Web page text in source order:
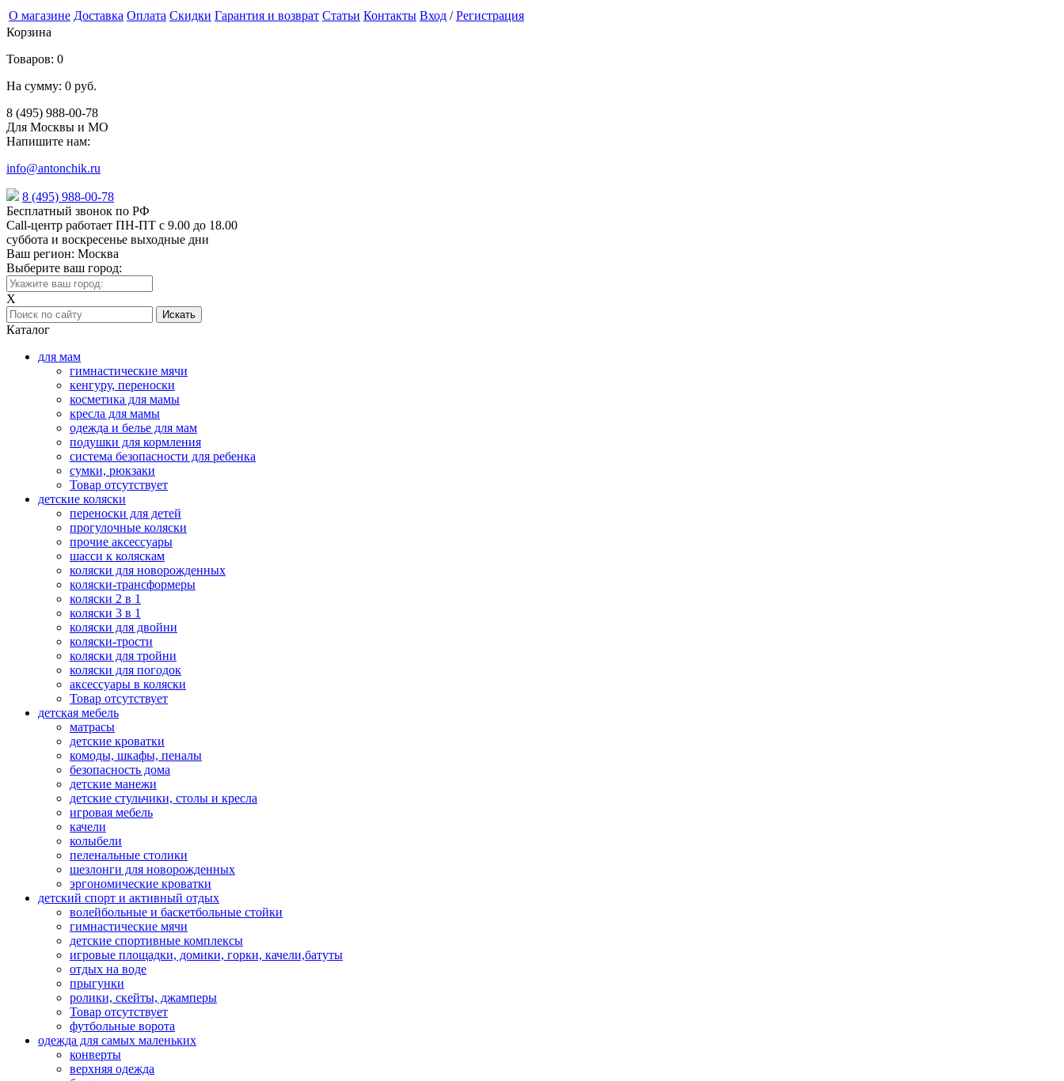
О магазине Доставка Оплата Скидки Гарантия и возврат Статьи Контакты Вход /Регистрация
Корзина
Товаров: 0
На сумму: 0 руб.
8 (495) 988-00-78
Для Москвы и МО
Напишите нам:
info@antonchik.ru
8 (495) 988-00-78
Бесплатный звонок по РФ
Call-центр работает ПН-ПТ с 9.00 до 18.00
суббота и воскресенье выходные дни
Ваш регион: Москва
Выберите ваш город:
X
Каталог
для мам
гимнастические мячи
кенгуру, переноски
косметика для мамы
кресла для мамы
одежда и белье для мам
подушки для кормления
система безопасности для ребенка
сумки, рюкзаки
Товар отсутствует
детские коляски
переноски для детей
прогулочные коляски
прочие аксессуары
шасси к коляскам
коляски для новорожденных
коляски-трансформеры
коляски 2 в 1
коляски 3 в 1
коляски для двойни
коляски-трости
коляски для тройни
коляски для погодок
аксессуары в коляски
Товар отсутствует
детская мебель
матрасы
детские кроватки
комоды, шкафы, пеналы
безопасность дома
детские манежи
детские стульчики, столы и кресла
игровая мебель
качели
колыбели
пеленальные столики
шезлонги для новорожденных
эргономические кроватки
детский спорт и активный отдых
волейбольные и баскетбольные стойки
гимнастические мячи
детские спортивные комплексы
игровые площадки, домики, горки, качели,батуты
отдых на воде
прыгунки
ролики, скейты, джамперы
Товар отсутствует
футбольные ворота
одежда для самых маленьких
конверты
верхняя одежда